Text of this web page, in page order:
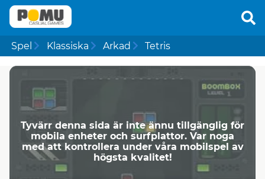
Spel Klassiska Arkad Tetris
Tyvärr denna sida är inte ännu tillgänglig för
mobila enheter och surfplattor. Var noga
med att kontrollera under våra mobilspel av
högsta kvalitet!